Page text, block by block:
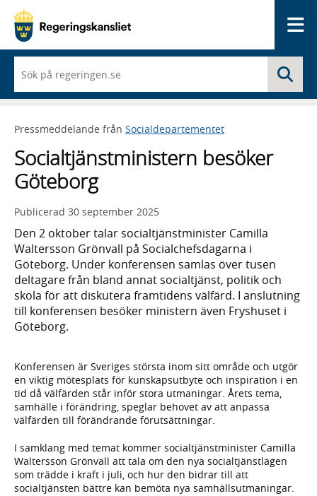
du
börjar
skriva
framträder
lista
med
sökförslag
Pressmeddelande från Socialdepartementet
Socialtjänstministern besöker
Göteborg
Publicerad 30 september 2025
Den 2 oktober talar socialtjänstminister Camilla
Waltersson Grönvall på Socialchefsdagarna i
Göteborg. Under konferensen samlas över tusen
deltagare från bland annat socialtjänst, politik och
skola för att diskutera framtidens välfärd. I anslutning
till konferensen besöker ministern även Fryshuset i
Göteborg.
Konferensen är Sveriges största inom sitt område och utgör
en viktig mötesplats för kunskapsutbyte och inspiration i en
tid då välfärden står inför stora utmaningar. Årets tema,
samhälle i förändring, speglar behovet av att anpassa
välfärden till förändrande förutsättningar.
I samklang med temat kommer socialtjänstminister Camilla
Waltersson Grönvall att tala om den nya socialtjänstlagen
som trädde i kraft i juli, och hur den bidrar till att
socialtjänsten bättre kan bemöta nya samhällsutmaningar.